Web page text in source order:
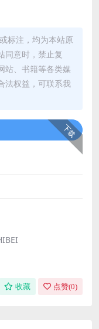
标注，均为本站原
同意时，禁止复
站、书籍等各类媒
法权益，可联系我
下载
收藏 点赞(0)